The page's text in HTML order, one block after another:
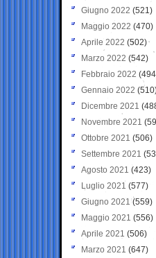
Giugno 2022 (521)
Maggio 2022 (470)
Aprile 2022 (502)
Marzo 2022 (542)
Febbraio 2022
Gennaio 2022
Dicembre 2021
Novembre 2021
Ottobre 2021 (506)
Settembre 2021
Agosto 2021 (423)
Luglio 2021 (577)
Giugno 2021(559)
Maggio 2021 (556)
Aprile 2021 (506)
Marzo 2021 (647)